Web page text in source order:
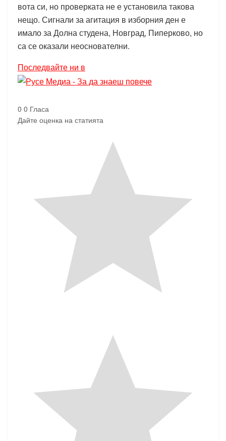
вота си, но проверката не е установила такова
нещо. Сигнали за агитация в изборния ден е
имало за Долна студена, Новград, Пиперково, но
са се оказали неоснователни.
Последвайте ни в
0 0 Гласа
Дайте оценка на статията